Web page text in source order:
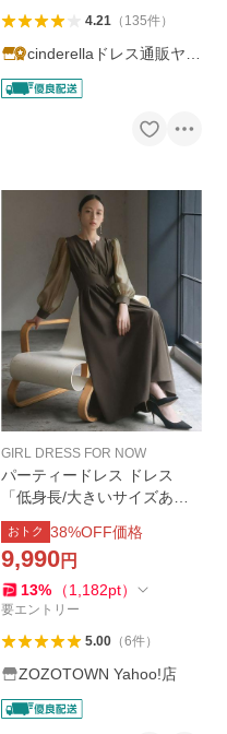
4.21（ 135件）
cinderellaドレス通販ヤフ
ー店
GIRL DRESS FOR NOW
パーティードレス ドレス
「低身長/大きいサイズあり
（〜4L）」オーガンジースリ
ーブXラインキーネック フレ
ア ロング 結婚式 ワンピース
パーティードレ…
おトク 38%OFF価格
9,990円
13% （1,182pt）
要エントリー
5.00（6件）
ZOZOTOWN Yahoo!店